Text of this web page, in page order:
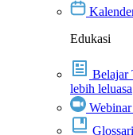
Edukasi
Belajar
lebih leluasa